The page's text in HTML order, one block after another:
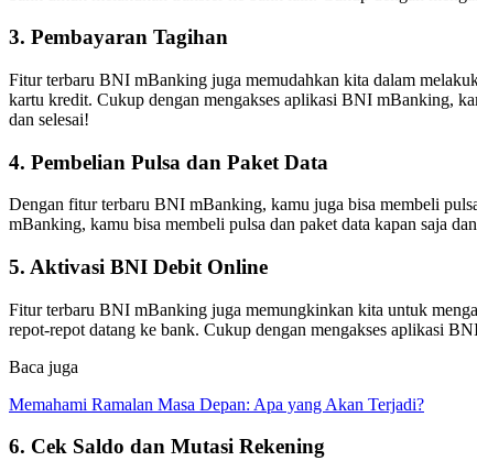
3. Pembayaran Tagihan
Fitur terbaru BNI mBanking juga memudahkan kita dalam
kartu kredit. Cukup dengan mengakses aplikasi BNI mBanking,
dan selesai!
4. Pembelian Pulsa dan Paket Data
Dengan fitur terbaru BNI mBanking, kamu juga bisa membeli
mBanking, kamu bisa membeli pulsa dan paket data kapan saja
5. Aktivasi BNI Debit Online
Fitur terbaru BNI mBanking juga memungkinkan kita untuk
repot-repot datang ke bank. Cukup dengan mengakses aplikasi
Baca juga
Memahami Ramalan Masa Depan: Apa yang Akan Terjadi?
6. Cek Saldo dan Mutasi Rekening